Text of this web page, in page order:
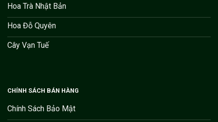
Hoa Trà Nhật Bản
Hoa Đỗ Quyên
Cây Vạn Tuế
CHÍNH SÁCH BÁN HÀNG
Chính Sách Bảo Mật